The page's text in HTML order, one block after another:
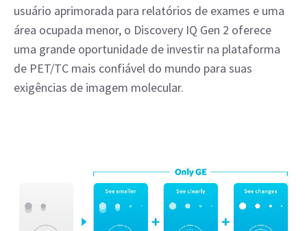
usuário aprimorada para relatórios de exames e uma
área ocupada menor, o Discovery IQ Gen 2 oferece
uma grande oportunidade de investir na plataforma
de PET/TC mais confiável do mundo para suas
exigências de imagem molecular.